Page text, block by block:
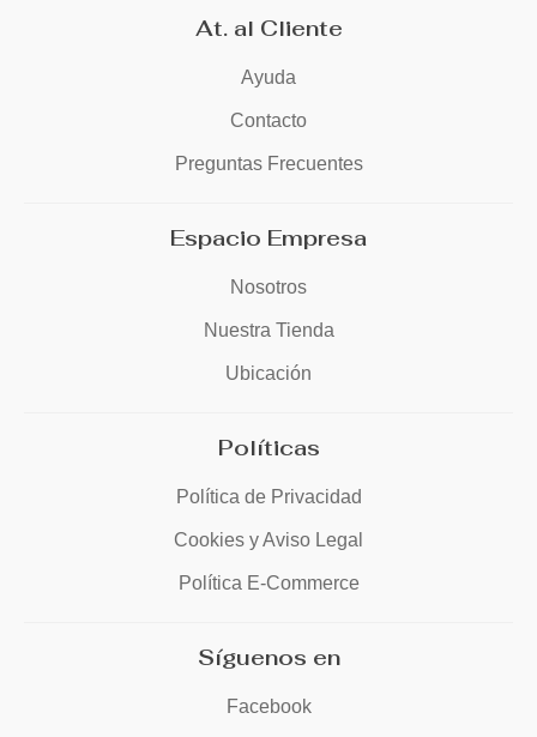
At. al Cliente
Ayuda
Contacto
Preguntas Frecuentes
Espacio Empresa
Nosotros
Nuestra Tienda
Ubicación
Políticas
Política de Privacidad
Cookies y Aviso Legal
Política E-Commerce
Síguenos en
Facebook